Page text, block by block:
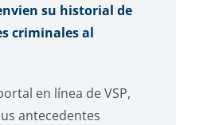
su historial de
criminales al
en línea de VSP,
antecedentes